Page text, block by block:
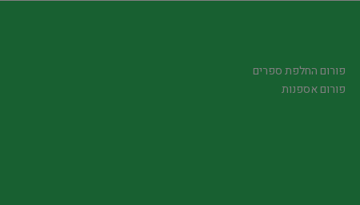
פורום החלפת ספרים
פורום אספנות